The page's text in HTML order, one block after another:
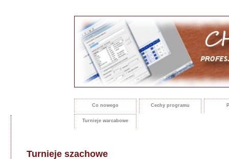
Co nowego Cechy programu
Turnieje warcabowe
Turnieje szachowe